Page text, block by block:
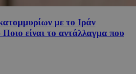
με το Ιράν
είναι το αντάλλαγμα που